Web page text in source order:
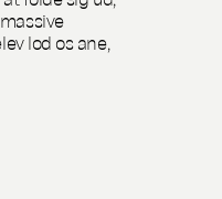
lod os ane,